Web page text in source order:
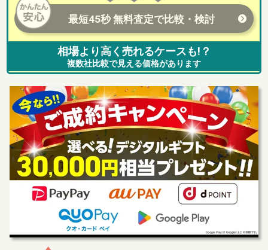
最短45秒 無料査定で比較・検討
相場より高く売れるケースも!？
複数社比較で見える価格があります